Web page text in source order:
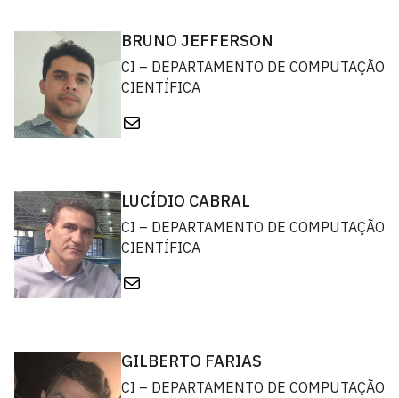
BRUNO JEFFERSON
CI – DEPARTAMENTO DE COMPUTAÇÃO
CIENTÍFICA
E-mail
LUCÍDIO CABRAL
CI – DEPARTAMENTO DE COMPUTAÇÃO
CIENTÍFICA
E-mail
GILBERTO FARIAS
CI – DEPARTAMENTO DE COMPUTAÇÃO